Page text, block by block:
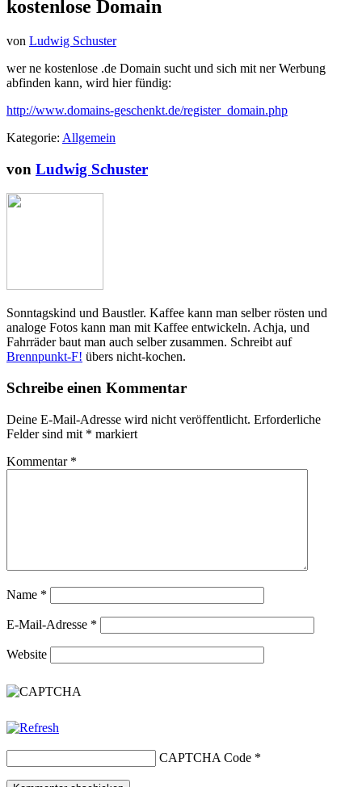
kostenlose Domain
von Ludwig Schuster
wer ne kostenlose .de Domain sucht und sich mit ner Werbung
abfinden kann, wird hier fündig:
http://www.domains-geschenkt.de/register_domain.php
Kategorie: Allgemein
von Ludwig Schuster
Sonntagskind und Baustler. Kaffee kann man selber rösten und
analoge Fotos kann man mit Kaffee entwickeln. Achja, und
Fahrräder baut man auch selber zusammen. Schreibt auf
Brennpunkt-F! übers nicht-kochen.
Schreibe einen Kommentar
Deine E-Mail-Adresse wird nicht veröffentlicht. Erforderliche
Felder sind mit * markiert
Kommentar *
Name *
E-Mail-Adresse *
Website
CAPTCHA Code *